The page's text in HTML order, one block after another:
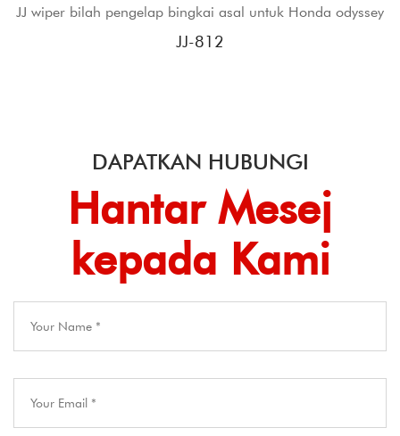
bilah pengelap bingkai asal untuk Honda odyssey
DAPATKAN HUBUNGI
Hantar Mesej
kepada Kami